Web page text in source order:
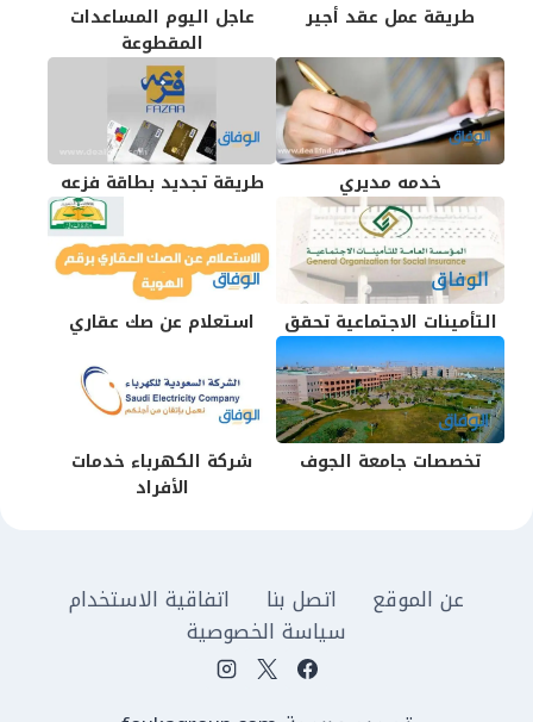
طريقة عمل عقد أجير
عاجل اليوم المساعدات
المقطوعة
خدمه مديري طريقة تجديد بطاقة فزعه
التأمينات الاجتماعية تحقق استعلام عن صك عقاري
تخصصات جامعة الجوف
شركة الكهرباء خدمات
الأفراد
عن الموقع اتصل بنا
اتفاقية الاستخدام
سياسة الخصوصية